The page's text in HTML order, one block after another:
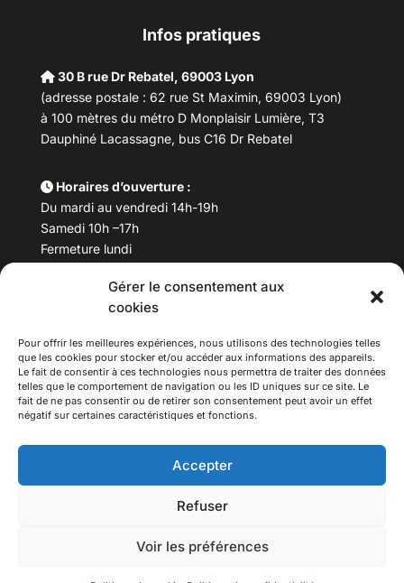
Gérer le consentement aux
cookies
Pour offrir les meilleures expériences, nous utilisons des technologies telles
que les cookies pour stocker et/ou accéder aux informations des appareils.
Le fait de consentir à ces technologies nous permettra de traiter des données
telles que le comportement de navigation ou les ID uniques sur ce site. Le
fait de ne pas consentir ou de retirer son consentement peut avoir un effet
négatif sur certaines caractéristiques et fonctions.
Accepter
Refuser
Voir les préférences
Infos pratiques
30 B rue Dr Rebatel, 69003 Lyon
(adresse postale : 62 rue St Maximin, 69003 Lyon)
à 100 mètres du métro D Monplaisir Lumière, T3
Dauphiné Lacassagne, bus C16 Dr Rebatel
Horaires d’ouverture :
Du mardi au vendredi 14h-19h
Samedi 10h –17h
Fermeture lundi
Téléphone : 04 78 53 06 40
maisondesculturesasiatiques@asiexpo.com
Tous droits réservés.